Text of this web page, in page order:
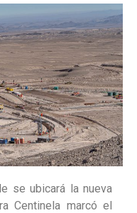
se ubicará la nueva
Centinela marcó el